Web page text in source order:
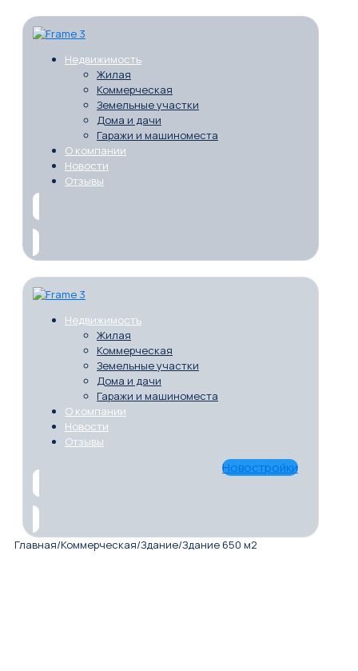
Недвижимость
Жилая
Коммерческая
Земельные участки
Дома и дачи
Гаражи и машиноместа
О компании
Новости
Отзывы
Недвижимость
Жилая
Коммерческая
Земельные участки
Дома и дачи
Гаражи и машиноместа
О компании
Новости
Отзывы
Новостройки
Главная/Коммерческая/Здание/Здание 650 м2